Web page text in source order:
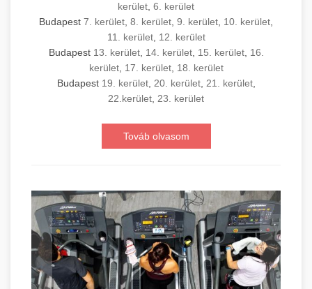
kerület, 6. kerület
Budapest 7. kerület, 8. kerület, 9. kerület, 10. kerület,
11. kerület, 12. kerület
Budapest 13. kerület, 14. kerület, 15. kerület, 16.
kerület, 17. kerület, 18. kerület
Budapest 19. kerület, 20. kerület, 21. kerület,
22.kerület, 23. kerület
Továb olvasom